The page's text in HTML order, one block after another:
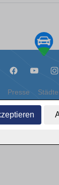
Presse Städte
Datenschutz
| 1A Infosysteme